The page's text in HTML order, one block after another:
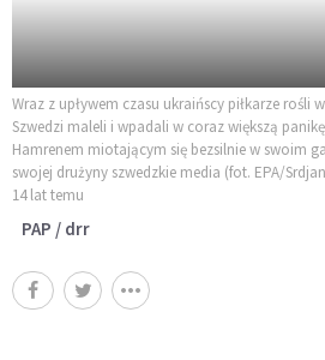
Wraz z upływem czasu ukraińscy piłkarze rośli
Szwedzi maleli i wpadali w coraz większą
Hamrenem miotającym się bezsilnie w swoim
swojej drużyny szwedzkie media (fot. EPA/
14 lat temu
PAP / drr